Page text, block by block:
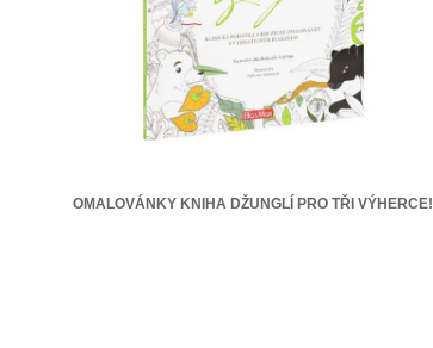
OMALOVÁNKY KNIHA DŽUNGLÍ PRO TŘI VÝHERCE!